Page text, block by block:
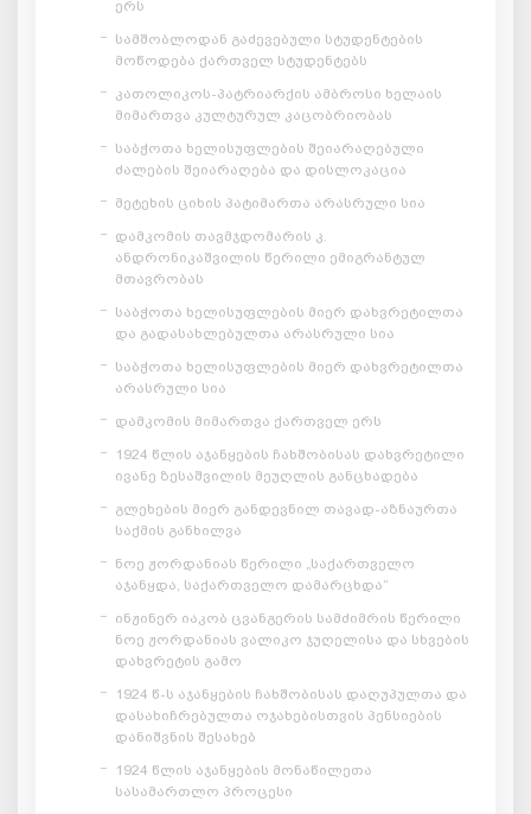
ერს
სამშობლოდან გაძევებული სტუდენტების
მოწოდება ქართველ სტუდენტებს
კათოლიკოს-პატრიარქის ამბროსი ხელაის
მიმართვა კულტურულ კაცობრიობას
საბჭოთა ხელისუფლების შეიარაღებული
ძალების შეიარაღება და დისლოკაცია
მეტეხის ციხის პატიმართა არასრული სია
დამკომის თავმჯდომარის კ.
ანდრონიკაშვილის წერილი ემიგრანტულ
მთავრობას
საბჭოთა ხელისუფლების მიერ დახვრეტილთა
და გადასახლებულთა არასრული სია
საბჭოთა ხელისუფლების მიერ დახვრეტილთა
არასრული სია
დამკომის მიმართვა ქართველ ერს
1924 წლის აჯანყების ჩახშობისას დახვრეტილი
ივანე ზესაშვილის მეუღლის განცხადება
გლეხების მიერ განდევნილ თავად-აზნაურთა
საქმის განხილვა
ნოე ჟორდანიას წერილი „საქართველო
აჯანყდა, საქართველო დამარცხდა“
ინჟინერ იაკობ ცვანგერის სამძიმრის წერილი
ნოე ჟორდანიას ვალიკო ჯუღელისა და სხვების
დახვრეტის გამო
1924 წ-ს აჯანყების ჩახშობისას დაღუპულთა და
დასახიჩრებულთა ოჯახებისთვის პენსიების
დანიშვნის შესახებ
1924 წლის აჯანყების მონაწილეთა
სასამართლო პროცესი